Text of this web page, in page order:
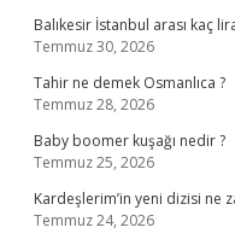
Balıkesir İstanbul arası kaç
Temmuz 30, 2026
Tahir ne demek Osmanlıca ?
Temmuz 28, 2026
Baby boomer kuşağı nedir ?
Temmuz 25, 2026
Kardeşlerim’in yeni dizisi ne
Temmuz 24, 2026